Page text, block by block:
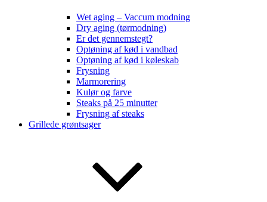
Wet aging – Vaccum modning
Dry aging (tørmodning)
Er det gennemstegt?
Optøning af kød i vandbad
Optøning af kød i køleskab
Frysning
Marmorering
Kulør og farve
Steaks på 25 minutter
Frysning af steaks
Grillede grøntsager